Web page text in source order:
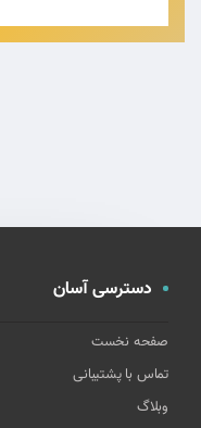
دسترسی آسان
صفحه نخست
تماس با پشتیبانی
وبلاگ